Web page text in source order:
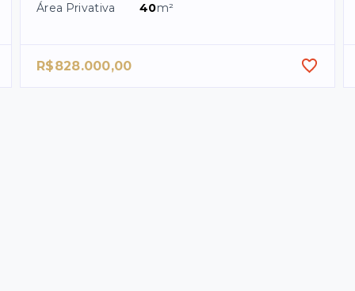
Área Privativa
40m²
R$828.000,00